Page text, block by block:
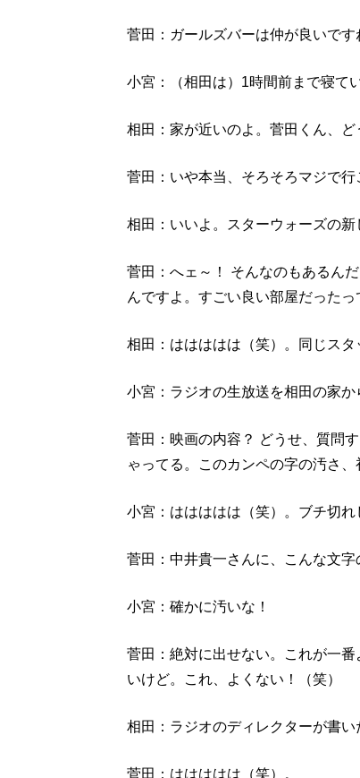
菅田：ガールズバーは仲が良いです
小宮：（相田は）1時間前まで寝て
相田：家が近いのよ。菅田くん、ど
菅田：いや本当、そろそろマジで行
相田：いいよ。スターウォーズの
菅田：へェ～！ そんなのもあるん
んですよ。すごい良い部屋だったっ
相田：ははははは（笑）。同じスタ
小宮：ラジオの生放送を相田の家
菅田：映画の内容？ どうせ、質問
ゃってる。このカンペの字の汚さ
小宮：ははははは（笑）。ブチ切れ
菅田：中井貴一さんに、こんな文字
小宮：確かに汚いな！
菅田：絶対に出せない。これが一
いけど。これ、よくない！（笑）
相田：ラジオのディレクターが書い
菅田：ははははは（笑）。